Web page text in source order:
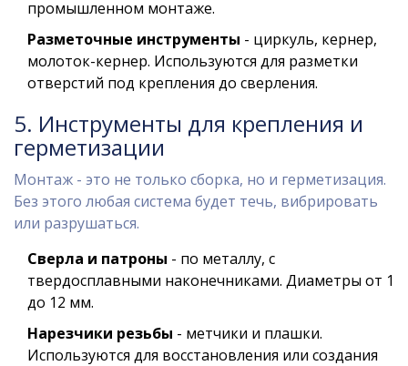
промышленном монтаже.
Разметочные инструменты - циркуль, кернер,
молоток-кернер. Используются для разметки
отверстий под крепления до сверления.
5. Инструменты для крепления и
герметизации
Монтаж - это не только сборка, но и герметизация.
Без этого любая система будет течь, вибрировать
или разрушаться.
Сверла и патроны - по металлу, с
твердосплавными наконечниками. Диаметры от 1
до 12 мм.
Нарезчики резьбы - метчики и плашки.
Используются для восстановления или создания